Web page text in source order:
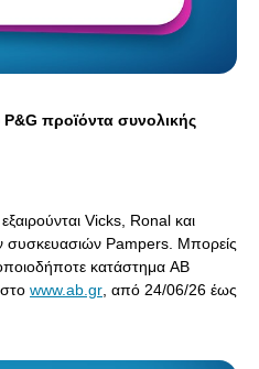
προϊόντα συνολικής
εξαιρούνται Vicks, Ronal και
συσκευασιών Pampers. Μπορείς
κατάστημα AB
www.ab.gr από 24/06/26 έως